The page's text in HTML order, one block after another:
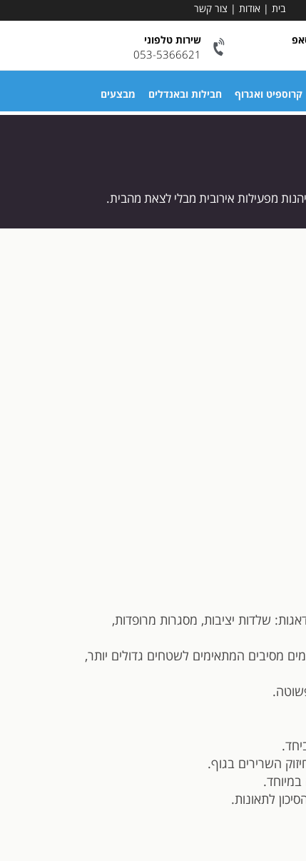
בית | אודות | צור קשר
שירות טלפוני
053-5366621
קרוספיט ואגרוף חבילות ובאנדלים מבצעים
מפעילות אירובית מבלי לצאת מהבית.
שלדות יציבות, מסגרות מרופדות,
מסיבים המתאימים לשטחים גדולים יותר,
השרירים בגוף.
לתאונות.